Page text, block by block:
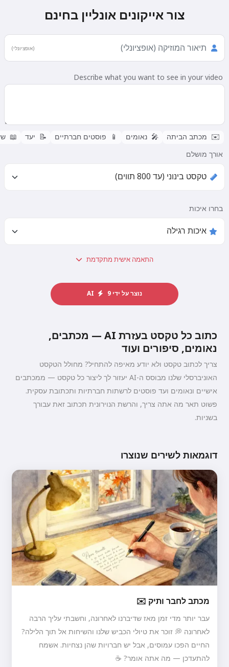
צור אייקונים אונליין בחינם
(אופציונלי)
Describe what you want to see in your video
✉️ מכתב הביתה 🎤 נאומים 📱 פוסטים חברתיים 📝 יעד 📖
אורך מושלם
בחרו איכות
התאמה אישית מתקדמת
נוצר על ידי AI9
כתוב כל טקסט בעזרת AI — מכתבים,
נאומים, סיפורים ועוד
צריך לכתוב טקסט ולא יודע מאיפה להתחיל? מחולל הטקסט
האוניברסלי שלנו מבוסס ה-AI יעזור לך ליצור כל טקסט — ממכתבים
אישיים ונאומים ועד פוסטים לרשתות חברתיות ותכתובת עסקית.
פשוט תאר מה אתה צריך, והרשת הנוירונית תכתוב זאת עבורך
בשניות.
דוגמאות לשירים שנוצרו
מכתב לחבר ותיק ✉️
עבר יותר מדי זמן מאז שדיברנו לאחרונה, וחשבתי עליך הרבה
לאחרונה 💭 זוכר את טיולי הכביש שלנו והשיחות אל תוך הלילה?
החיים הפכו עמוסים, אבל יש חברויות שהן נצחיות. אשמח
להתעדכן — מה אתה אומר? ☕